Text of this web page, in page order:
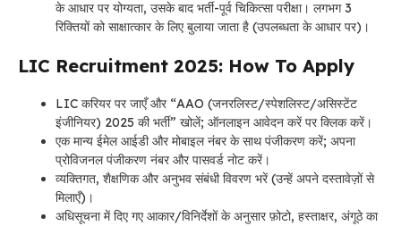
के आधार पर योग्यता, उसके बाद भर्ती-पूर्व चिकित्सा परीक्षा। लगभग 3
रिक्तियों को साक्षात्कार के लिए बुलाया जाता है (उपलब्धता के आधार पर)।
LIC Recruitment 2025: How To Apply
LIC करियर पर जाएँ और “AAO (जनरलिस्ट/स्पेशलिस्ट/असिस्टेंट
इंजीनियर) 2025 की भर्ती” खोलें; ऑनलाइन आवेदन करें पर क्लिक करें।
एक मान्य ईमेल आईडी और मोबाइल नंबर के साथ पंजीकरण करें; अपना
प्रोविजनल पंजीकरण नंबर और पासवर्ड नोट करें।
व्यक्तिगत, शैक्षणिक और अनुभव संबंधी विवरण भरें (उन्हें अपने दस्तावेज़ों से
मिलाएँ)।
अधिसूचना में दिए गए आकार/विनिर्देशों के अनुसार फ़ोटो, हस्ताक्षर, अंगूठे का